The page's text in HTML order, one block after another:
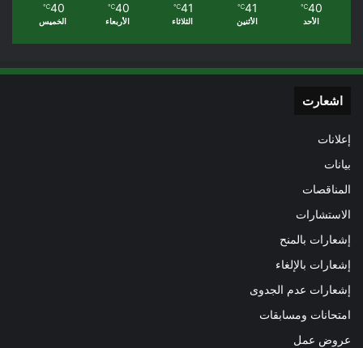
40
℃
الأحد
41
℃
الأثنين
41
℃
الثلاثاء
40
℃
الأربعاء
40
℃
الخميس
اشعارت
إعلانات
بيانات
المناقصات
الاستشارات
إشعارات بالمنح
إشعارات بالإلغاء
إشعارات عدم الجدوى
امتحانات ومسابقات
عروض عمل